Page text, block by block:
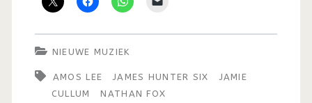
NIEUWE MUZIEK
AMOS LEE JAMES HUNTER SIX
JAMIE
CULLUM
NATHAN FOX